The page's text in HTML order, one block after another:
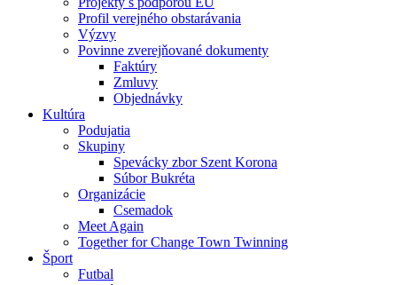
Profil verejného obstarávania
Výzvy
Povinne zverejňované dokumenty
Faktúry
Zmluvy
Objednávky
Kultúra
Podujatia
Skupiny
Spevácky zbor Szent Korona
Súbor Bukréta
Organizácie
Csemadok
Meet Again
Together for Change Town Twinning
Šport
Futbal